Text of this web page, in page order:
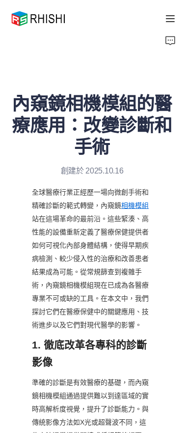
內窺鏡相機模組的醫
療應用：改變診斷和
手術
創建於 2025.10.16
全球醫療行業正經歷一場向微創手術和
精確診斷的範式轉變，內窺鏡相機模組
站在這場革命的最前沿。這些緊湊、高
性能的設備重新定義了醫療保健提供者
如何可視化內部身體結構，使得早期疾
病檢測、較少侵入性的治療和改善患者
結果成為可能。從常規篩查到複雜手
術，內窺鏡相機模組現在已成為各醫療
專業不可或缺的工具。在本文中，我們
探討它們在醫療保健中的關鍵應用、技
術進步以及它們對現代醫學的影響。
1. 徹底改革各專科的診斷
影像
準確的診斷是有效醫療的基礎，而內窺
鏡相機模組通過提供難以到達區域的實
時高解析度視覺，提升了診斷能力。與
傳統影像方法如X光或超聲波不同，這
About Us
News